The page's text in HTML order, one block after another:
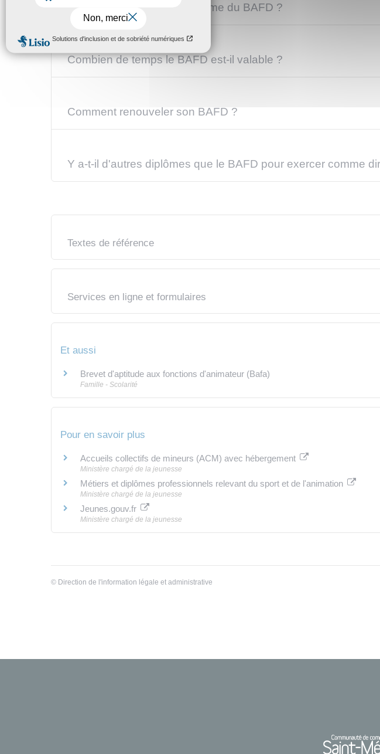
Comment obtient-on le diplôme du BAFD ?
Combien de temps le BAFD est-il valable ?
Comment renouveler son BAFD ?
Y a-t-il d'autres diplômes que le BAFD pour exercer comme
Textes de référence
Services en ligne et formulaires
Et aussi
Brevet d'aptitude aux fonctions d'animateur (Bafa)
Famille - Scolarité
Pour en savoir plus
Accueils collectifs de mineurs (ACM) avec hébergement
Ministère chargé de la jeunesse
Métiers et diplômes professionnels relevant du sport et de l'animation
Ministère chargé de la jeunesse
Jeunes.gouv.fr
Ministère chargé de la jeunesse
© Direction de l'information légale et administrative